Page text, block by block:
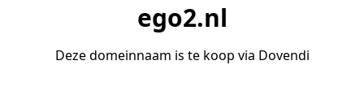
ego2.nl
Deze domeinnaam is te koop via Dovendi